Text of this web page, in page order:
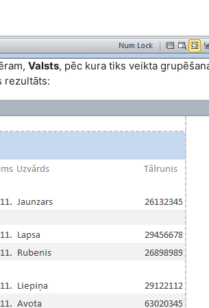
Valsts, pēc kura tiks veikta
rezultāts: